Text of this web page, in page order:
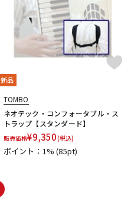
新品
TOMBO
ネオテック・コンフォータブル・ス
トラップ【スタンダード】
販売価格¥9,350(税込)
ポイント：1%(85pt)